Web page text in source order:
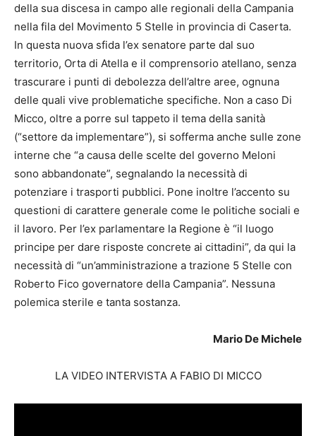
della sua discesa in campo alle regionali della Campania
nella fila del Movimento 5 Stelle in provincia di Caserta.
In questa nuova sfida l’ex senatore parte dal suo
territorio, Orta di Atella e il comprensorio atellano, senza
trascurare i punti di debolezza dell’altre aree, ognuna
delle quali vive problematiche specifiche. Non a caso Di
Micco, oltre a porre sul tappeto il tema della sanità
(“settore da implementare”), si sofferma anche sulle zone
interne che “a causa delle scelte del governo Meloni
sono abbandonate”, segnalando la necessità di
potenziare i trasporti pubblici. Pone inoltre l’accento su
questioni di carattere generale come le politiche sociali e
il lavoro. Per l’ex parlamentare la Regione è “il luogo
principe per dare risposte concrete ai cittadini”, da qui la
necessità di “un’amministrazione a trazione 5 Stelle con
Roberto Fico governatore della Campania”. Nessuna
polemica sterile e tanta sostanza.
Mario De Michele
LA VIDEO INTERVISTA A FABIO DI MICCO